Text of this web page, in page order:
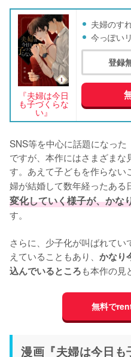
『夫婦は今日
も子づくらな
い』
夫婦のす
今っぽい
登録
SNS等を中心に話題になった
ですが、本作にはさまざまな
す。あえて子どもを作らない
婦が結婚して数年経ったある
変化していく様子が、かな
す。
さらに、少子化が叫ばれて
えていることもあり、 かなり
込んでいるところも本作の見
無料で
漫画『夫婦は今日